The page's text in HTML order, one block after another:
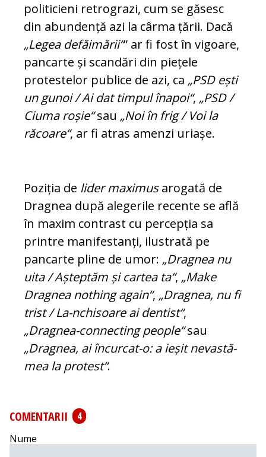
politicieni re­trograzi, cum se găsesc
din abundență azi la cârma țării. Dacă
„Legea defăimării“” ar fi fost în vigoare,
pancarte și scandări din pie­țele
protestelor publice de azi, ca „PSD ești
un gunoi / Ai dat timpul înapoi“, „PSD /
Ciu­ma roșie“sau „Noi în frig / Voi la
răcoare“, ar fi atras amenzi uriașe.
Poziția de lider maximusarogată de
Dragnea du­pă alegerile recente se află
în maxim con­trast cu percepția sa
printre manifestanți, ilus­trată pe
pancarte pline de umor: „Dragnea nu
uita / Așteptăm și cartea ta“, „Make
Drag­nea nothing again“, „Dragnea, nu fi
trist / La-nchisoare ai dentist“,
„Dragnea-connec­ting people“sau
„Dragnea, ai încurcat-o: a ie­șit nevastă-
mea la protest“.
COMENTARII
4
Nume